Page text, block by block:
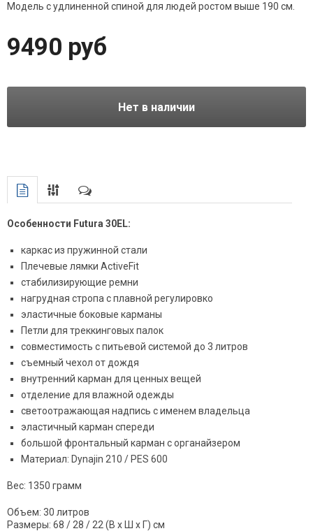
Модель с удлиненной спиной для людей ростом выше 190 см.
9490 руб
Нет в наличии
Особенности Futura 30EL:
каркас из пружинной стали
Плечевые лямки ActiveFit
стабилизирующие ремни
нагрудная стропа с плавной регулировко
эластичные боковые карманы
Петли для треккинговых палок
совместимость с питьевой системой до 3 литров
съемный чехол от дождя
внутренний карман для ценных вещей
отделение для влажной одежды
светоотражающая надпись с именем владельца
эластичный карман спереди
большой фронтальный карман с органайзером
Материал: Dynajin 210 / PES 600
Вес: 1350 грамм
Объем: 30 литров
Размеры: 68 / 28 / 22 (В x Ш x Г) см